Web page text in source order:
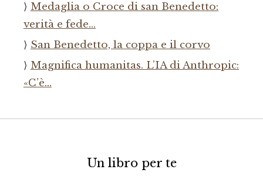
Medaglia o Croce di san Benedetto:
verità e fede…
San Benedetto, la coppa e il corvo
Magnifica humanitas. L’IA di Anthropic:
«C’è…
Un libro per te